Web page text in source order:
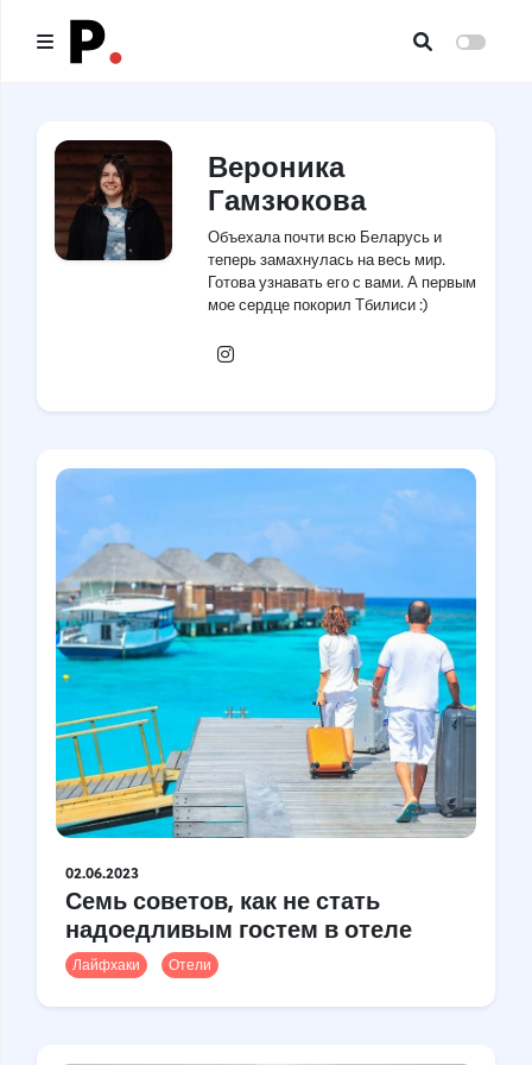
Все публикации
Авторы
Хочу быть автором
Рубрики
Гастротуризм
Деловой туризм
Идеи для путешествий
Лайфхаки
Маршруты и гайды
На опыте
Истории
Отдых с детьми
Тревел-новости
Хвостатые
Цифровые кочевники
Метки
Вероника
Гамзюкова
Объехала почти всю Беларусь и
теперь замахнулась на весь мир.
Готова узнавать его с вами. А первым
мое сердце покорил Тбилиси :)
02.06.2023
Семь советов, как не стать
надоедливым гостем в отеле
Лайфхаки Отели